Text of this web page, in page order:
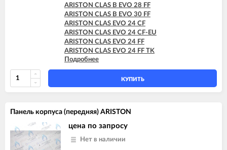
ARISTON CLAS B EVO 28 FF
ARISTON CLAS B EVO 30 FF
ARISTON CLAS EVO 24 CF
ARISTON CLAS EVO 24 CF-EU
ARISTON CLAS EVO 24 FF
ARISTON CLAS EVO 24 FF TK
ARISTON CLAS EVO 28 CF
ARISTON CLAS EVO 28 FF
ARISTON CLAS EVO SYSTEM 24 CF
ARISTON CLAS EVO SYSTEM 24 FF
ARISTON CLAS EVO SYSTEM 32 FF
ARISTON GENUS EVO 24 CF
ARISTON GENUS EVO 30 CF
Подробнее
КУПИТЬ
Панель корпуса (передняя) ARISTON
цена по запросу
Нет в наличии